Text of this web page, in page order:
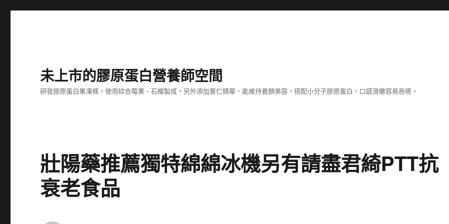
未上市的膠原蛋白營養師空間
研發膠原蛋白果凍條，使用綜合莓果、石榴製成，另外添加薏仁精華，能維持養顏美容，搭配小分子膠原蛋白，口感滑嫩容易吞嚥。
壯陽藥推薦獨特綿綿冰機另有請盡君綺PTT抗
衰老食品